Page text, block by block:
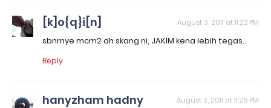
[k]o{q}i[n] August 3, 2011 at 11:22 PM
sbnrnye mcm2 dh skang ni, JAKIM kena lebih tegas..
Reply
hanyzham hadny August 3, 2011 at 11:26 PM